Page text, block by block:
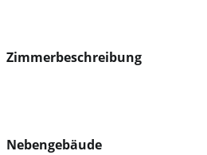
Zimmerbeschreibung
Nebengebäude